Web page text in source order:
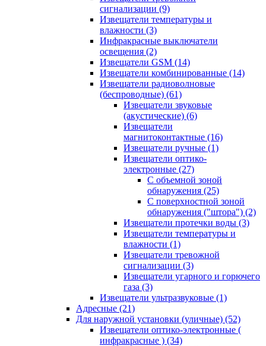
сигнализации (9)
Извещатели температуры и
влажности (3)
Инфракрасные выключатели
освещения (2)
Извещатели GSM (14)
Извещатели комбинированные (14)
Извещатели радиоволновые
(беспроводные) (61)
Извещатели звуковые
(акустические) (6)
Извещатели
магнитоконтактные (16)
Извещатели ручные (1)
Извещатели оптико-
электронные (27)
С объемной зоной
обнаружения (25)
С поверхностной зоной
обнаружения ("штора") (2)
Извещатели протечки воды (3)
Извещатели температуры и
влажности (1)
Извещатели тревожной
сигнализации (3)
Извещатели угарного и горючего
газа (3)
Извещатели ультразвуковые (1)
Адресные (21)
Для наружной установки (уличные) (52)
Извещатели оптико-электронные (
инфракрасные ) (34)